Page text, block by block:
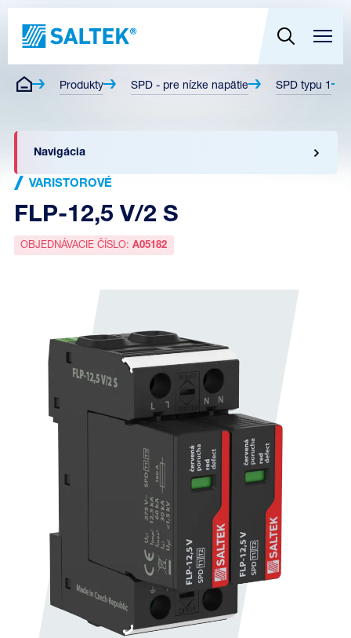
Produkty SPD - pre nízke napätie SPD typu 1
Navigácia
VARISTOROVÉ
FLP-12,5 V/2 S
OBJEDNÁVACIE ČÍSLO:A05182